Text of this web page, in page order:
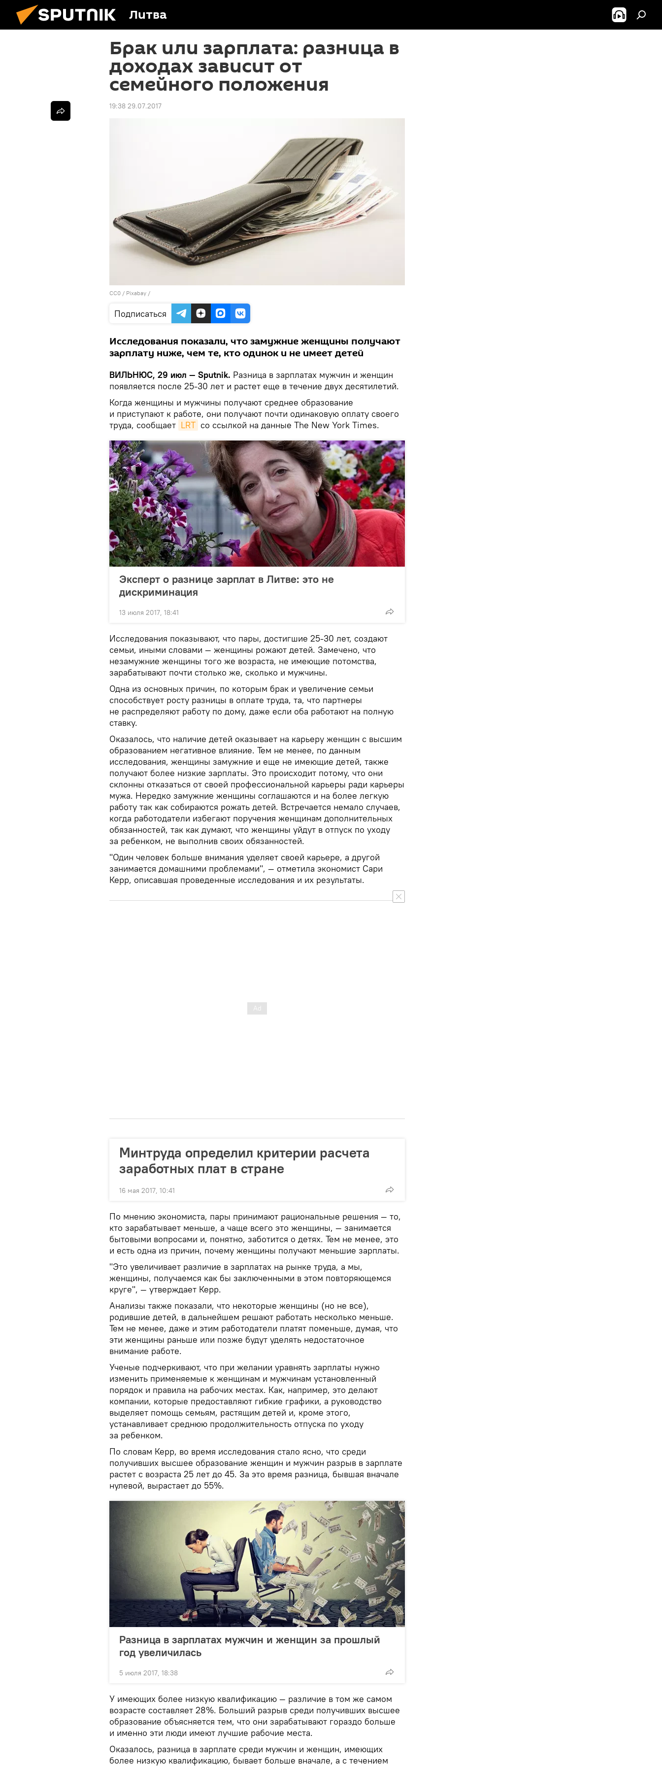
Литва
Брак или зарплата: разница в
доходах зависит от
семейного положения
19:38 29.07.2017
CC0 / Рixabay /
Подписаться
Исследования показали, что замужние женщины получают
зарплату ниже, чем те, кто одинок и не имеет детей
ВИЛЬНЮС, 29 июл — Sputnik. Разница в зарплатах мужчин и женщин
появляется после 25-30 лет и растет еще в течение двух десятилетий.
Когда женщины и мужчины получают среднее образование
и приступают к работе, они получают почти одинаковую оплату своего
труда, сообщает LRT со ссылкой на данные The New York Times.
Эксперт о разнице зарплат в Литве: это не
дискриминация
13 июля 2017, 18:41
Исследования показывают, что пары, достигшие 25-30 лет, создают
семьи, иными словами — женщины рожают детей. Замечено, что
незамужние женщины того же возраста, не имеющие потомства,
зарабатывают почти столько же, сколько и мужчины.
Одна из основных причин, по которым брак и увеличение семьи
способствует росту разницы в оплате труда, та, что партнеры
не распределяют работу по дому, даже если оба работают на полную
ставку.
Оказалось, что наличие детей оказывает на карьеру женщин с высшим
образованием негативное влияние. Тем не менее, по данным
исследования, женщины замужние и еще не имеющие детей, также
получают более низкие зарплаты. Это происходит потому, что они
склонны отказаться от своей профессиональной карьеры ради карьеры
мужа. Нередко замужние женщины соглашаются и на более легкую
работу так как собираются рожать детей. Встречается немало случаев,
когда работодатели избегают поручения женщинам дополнительных
обязанностей, так как думают, что женщины уйдут в отпуск по уходу
за ребенком, не выполнив своих обязанностей.
"Один человек больше внимания уделяет своей карьере, а другой
занимается домашними проблемами", — отметила экономист Сари
Керр, описавшая проведенные исследования и их результаты.
Минтруда определил критерии расчета
заработных плат в стране
16 мая 2017, 10:41
По мнению экономиста, пары принимают рациональные решения — то,
кто зарабатывает меньше, а чаще всего это женщины, — занимается
бытовыми вопросами и, понятно, заботится о детях. Тем не менее, это
и есть одна из причин, почему женщины получают меньшие зарплаты.
"Это увеличивает различие в зарплатах на рынке труда, а мы,
женщины, получаемся как бы заключенными в этом повторяющемся
круге", — утверждает Керр.
Анализы также показали, что некоторые женщины (но не все),
родившие детей, в дальнейшем решают работать несколько меньше.
Тем не менее, даже и этим работодатели платят поменьше, думая, что
эти женщины раньше или позже будут уделять недостаточное
внимание работе.
Ученые подчеркивают, что при желании уравнять зарплаты нужно
изменить применяемые к женщинам и мужчинам установленный
порядок и правила на рабочих местах. Как, например, это делают
компании, которые предоставляют гибкие графики, а руководство
выделяет помощь семьям, растящим детей и, кроме этого,
устанавливает среднюю продолжительность отпуска по уходу
за ребенком.
По словам Керр, во время исследования стало ясно, что среди
получивших высшее образование женщин и мужчин разрыв в зарплате
растет с возраста 25 лет до 45. За это время разница, бывшая вначале
нулевой, вырастает до 55%.
Разница в зарплатах мужчин и женщин за прошлый
год увеличилась
5 июля 2017, 18:38
У имеющих более низкую квалификацию — различие в том же самом
возрасте составляет 28%. Больший разрыв среди получивших высшее
образование объясняется тем, что они зарабатывают гораздо больше
и именно эти люди имеют лучшие рабочие места.
Оказалось, разница в зарплате среди мужчин и женщин, имеющих
более низкую квалификацию, бывает больше вначале, а с течением